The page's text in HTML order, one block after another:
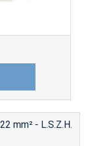
mm² - L.S.Z.H.